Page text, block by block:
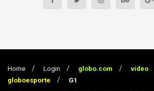
Home Login globo.com vídeo
globoesporte
G1